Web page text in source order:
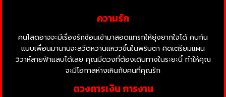
ความรัก
คนโสดอาจจะมีเรื่องรักซ้อนเข้ามาสอดแทรกให้ยุ่งยากใจได้ คบกัน
แบบเพื่อนมานานจะสวีตหวานแหววขึ้นในพริบตา คิดเตรียมแผน
วิวาห์สายฟ้าแลบได้เลย คุณมีดวงที่ต้องเดินทางในระยะนี้ ทำให้คุณ
จะมีโอกาสห่างเหินกับคนที่คุณรัก
ดวงการเงิน การงาน